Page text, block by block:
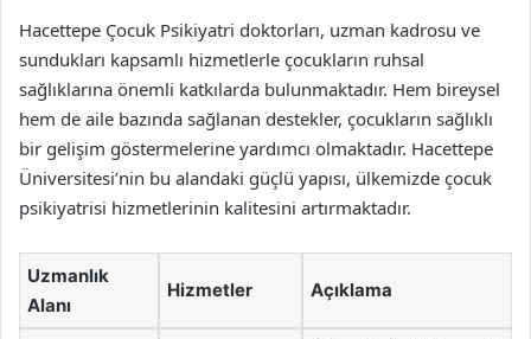
Hacettepe Çocuk Psikiyatri doktorları, uzman kadrosu ve
sundukları kapsamlı hizmetlerle çocukların ruhsal
sağlıklarına önemli katkılarda bulunmaktadır. Hem bireysel
hem de aile bazında sağlanan destekler, çocukların sağlıklı
bir gelişim göstermelerine yardımcı olmaktadır. Hacettepe
Üniversitesi’nin bu alandaki güçlü yapısı, ülkemizde çocuk
psikiyatrisi hizmetlerinin kalitesini artırmaktadır.
Uzmanlık
Alanı
Hizmetler Açıklama